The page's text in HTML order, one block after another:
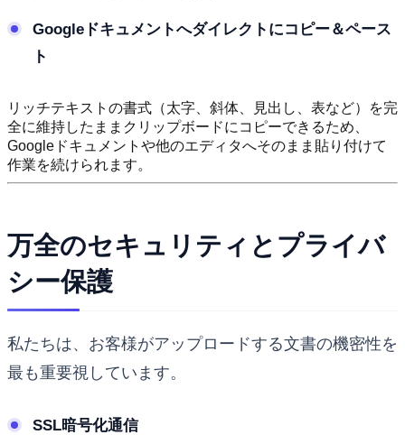
Googleドキュメントへダイレクトにコピー＆ペース
ト
リッチテキストの書式（太字、斜体、見出し、表など）を完
全に維持したままクリップボードにコピーできるため、
Googleドキュメントや他のエディタへそのまま貼り付けて
作業を続けられます。
万全のセキュリティとプライバ
シー保護
私たちは、お客様がアップロードする文書の機密性を
最も重要視しています。
SSL暗号化通信